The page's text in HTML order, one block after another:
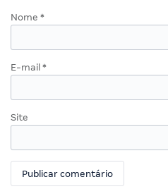
Nome *
E-mail *
Site